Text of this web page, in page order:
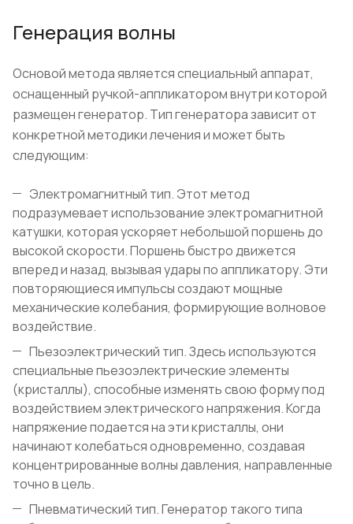
Генерация волны
Основой метода является специальный аппарат,
оснащенный ручкой-аппликатором внутри которой
размещен генератор. Тип генератора зависит от
конкретной методики лечения и может быть
следующим:
Электромагнитный тип. Этот метод
подразумевает использование электромагнитной
катушки, которая ускоряет небольшой поршень до
высокой скорости. Поршень быстро движется
вперед и назад, вызывая удары по аппликатору. Эти
повторяющиеся импульсы создают мощные
механические колебания, формирующие волновое
воздействие.
Пьезоэлектрический тип. Здесь используются
специальные пьезоэлектрические элементы
(кристаллы), способные изменять свою форму под
воздействием электрического напряжения. Когда
напряжение подается на эти кристаллы, они
начинают колебаться одновременно, создавая
концентрированные волны давления, направленные
точно в цель.
Пневматический тип. Генератор такого типа